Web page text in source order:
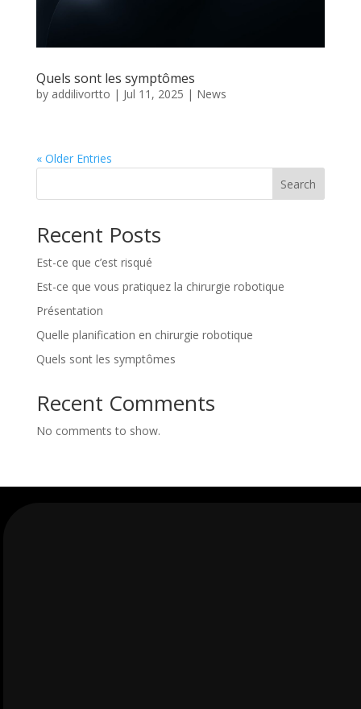
Quels sont les symptômes
by addilivortto | Jul 11, 2025 | News
« Older Entries
Search
Recent Posts
Est-ce que c’est risqué
Est-ce que vous pratiquez la chirurgie robotique
Présentation
Quelle planification en chirurgie robotique
Quels sont les symptômes
Recent Comments
No comments to show.